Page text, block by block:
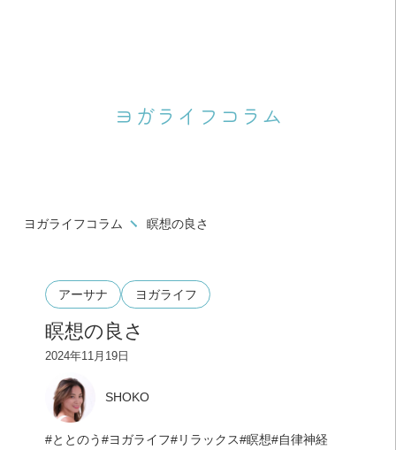
ヨガライフコラム
ヨガライフコラム 瞑想の良さ
アーサナ ヨガライフ
瞑想の良さ
2024年11月19日
SHOKO
ととのう ヨガライフ リラックス 瞑想 自律神経